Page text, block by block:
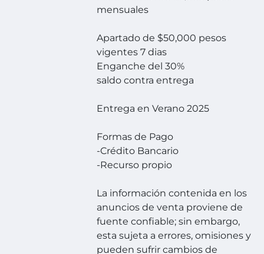
mensuales
Apartado de $50,000 pesos
vigentes 7 dias
Enganche del 30%
saldo contra entrega
Entrega en Verano 2025
Formas de Pago
-Crédito Bancario
-Recurso propio
La información contenida en los
anuncios de venta proviene de
fuente confiable; sin embargo,
esta sujeta a errores, omisiones y
pueden sufrir cambios de